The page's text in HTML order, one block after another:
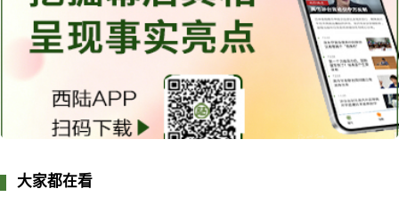
大家都在看